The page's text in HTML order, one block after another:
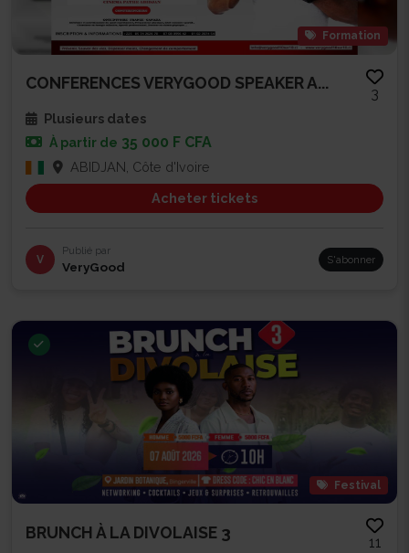
Formation
CONFERENCES VERYGOOD SPEAKER A...
3
Plusieurs dates
À partir de 35 000 F CFA
ABIDJAN, Côte d'Ivoire
Acheter tickets
V
Publié par
VeryGood S'abonner
Festival
BRUNCH À LA DIVOLAISE 3
11